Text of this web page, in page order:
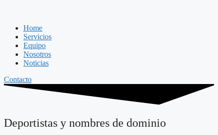
Home
Servicios
Equipo
Nosotros
Noticias
Contacto
Deportistas y nombres de dominio